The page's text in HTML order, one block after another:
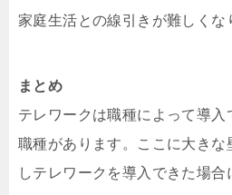
家庭生活との線引きが難しくな
まとめ
テレワークは職種によって導入
職種があります。ここに大きな
しテレワークを導入できた場合